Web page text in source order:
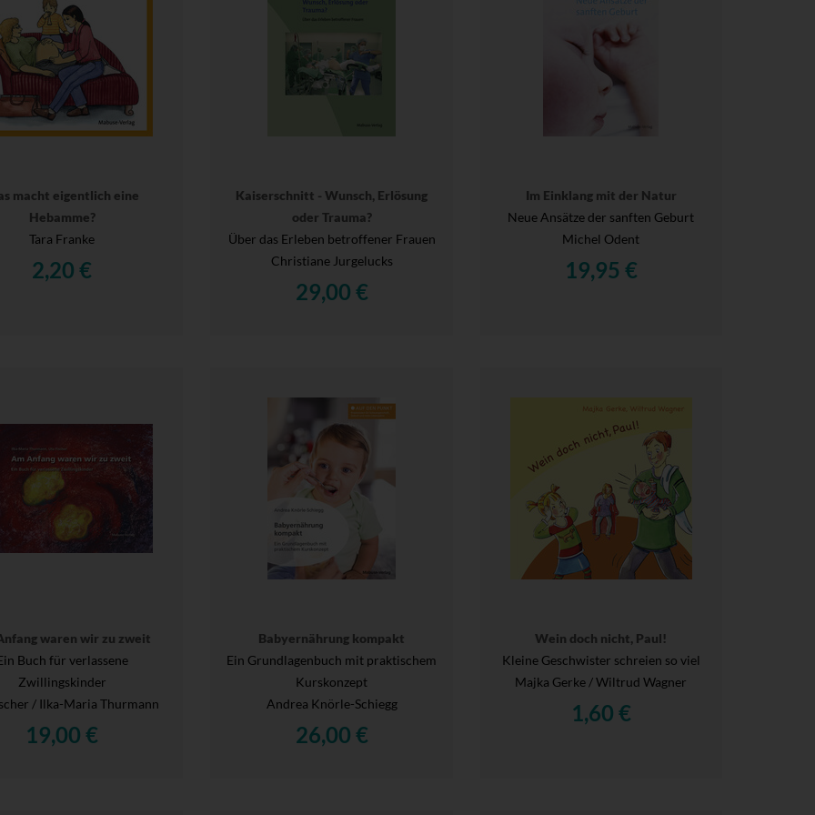
macht eigentlich eine
Hebamme?
Tara Franke
2,20 €
Kaiserschnitt - Wunsch, Erlösung
oder Trauma?
Über das Erleben betroffener Frauen
Christiane Jurgelucks
29,00 €
Im Einklang mit der Natur
Neue Ansätze der sanften Geburt
Michel Odent
19,95 €
waren wir zu zweit
Buch für verlassene
Zwillingskinder
/ Ilka-Maria Thurmann
19,00 €
Babyernährung kompakt
Ein Grundlagenbuch mit praktischem
Kurskonzept
Andrea Knörle-Schiegg
26,00 €
Wein doch nicht, Paul!
Kleine Geschwister schreien so viel
Majka Gerke / Wiltrud Wagner
1,60 €